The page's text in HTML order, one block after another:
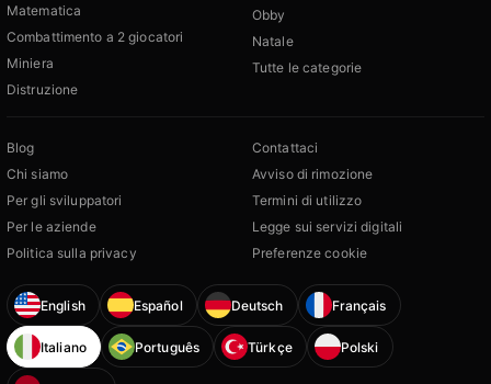
Matematica
Combattimento a 2 giocatori
Miniera
Distruzione
Obby
Natale
Tutte le categorie
Blog
Chi siamo
Per gli sviluppatori
Per le aziende
Politica sulla privacy
Contattaci
Avviso di rimozione
Termini di utilizzo
Legge sui servizi digitali
Preferenze cookie
English Español Deutsch Français
Italiano Português Türkçe Polski